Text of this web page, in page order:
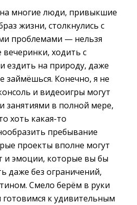
многие люди, привыкшие
жизни, столкнулись с
проблемами — нельзя
ходить с
ездить на природу, даже
займёшься. Конечно, я не
и видеоигры могут
занятиями в полной мере,
хоть какая-то
пребывание
проекты вполне могут
и эмоции, которые вы бы
даже без ограничений,
Смело берём в руки
к удивительным